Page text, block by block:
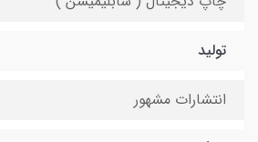
تولید
انتشارات مشهور